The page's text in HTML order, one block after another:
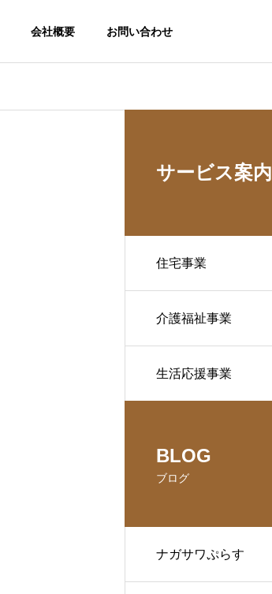
会社概要 お問い合わせ
サービス案内
住宅事業
介護福祉事業
生活応援事業
BLOG
ブログ
ナガサワぷらす